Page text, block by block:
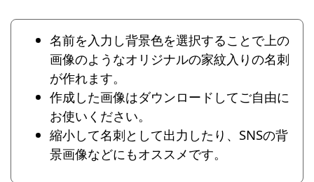
名前を入力し背景色を選択することで上の
画像のようなオリジナルの家紋入りの名刺
が作れます。
作成した画像はダウンロードしてご自由に
お使いください。
縮小して名刺として出力したり、SNSの背
景画像などにもオススメです。